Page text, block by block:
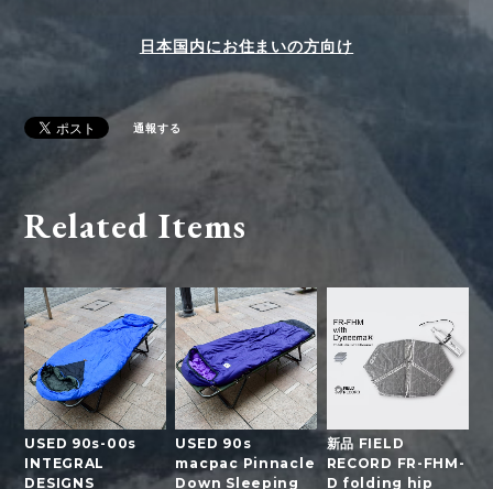
日本国内にお住まいの方向け
通報する
Related Items
USED 90s-00s
INTEGRAL
DESIGNS
USED 90s
macpac Pinnacle
Down Sleeping
新品 FIELD
RECORD FR-FHM-
D folding hip